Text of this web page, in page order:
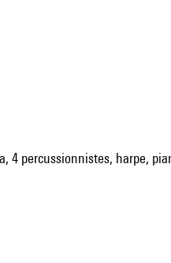
4 percussionnistes, harpe,